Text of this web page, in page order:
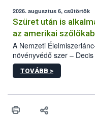
az intenzív felderítést,
hatósággal is
2026. augusztus 6, csütörtök
Szüret után is
az amerikai
A Nemzeti
növényvédő szer –
engedélyokiratát
egészen a
érésű szőlőkben is
felhasználók számára is
TOVÁBB >